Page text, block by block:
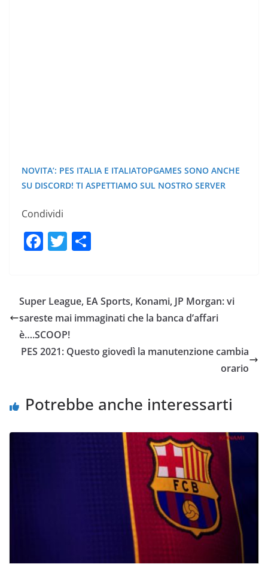
NOVITA’: PES ITALIA E ITALIATOPGAMES SONO ANCHE
SU DISCORD! TI ASPETTIAMO SUL NOSTRO SERVER
Condividi
F
e
b
o
o
T
er di
vi
Super League, EA Sports, Konami, JP Morgan: vi
sareste mai immaginati che la banca d’affari
è….SCOOP!
PES 2021: Questo giovedì la manutenzione cambia
orario
Potrebbe anche interessarti